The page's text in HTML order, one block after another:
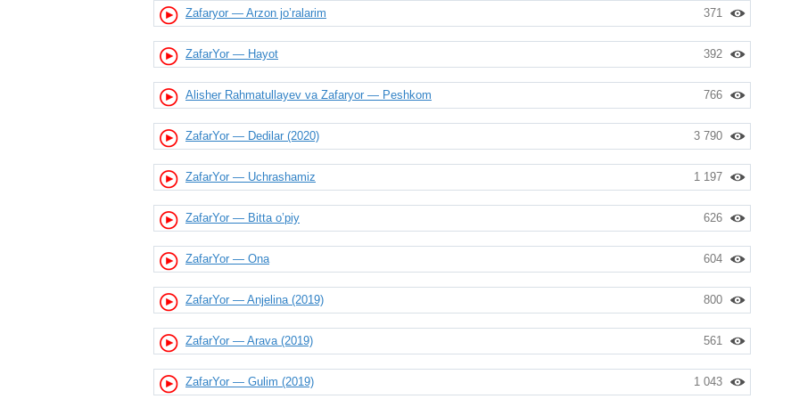
371
Zafaryor — Arzon jo’ralarim
392
ZafarYor — Hayot
766
Alisher Rahmatullayev va Zafaryor — Peshkom
3 790
ZafarYor — Dedilar (2020)
1 197
ZafarYor — Uchrashamiz
626
ZafarYor — Bitta o’piy
604
ZafarYor — Ona
800
ZafarYor — Anjelina (2019)
561
ZafarYor — Arava (2019)
1 043
ZafarYor — Gulim (2019)